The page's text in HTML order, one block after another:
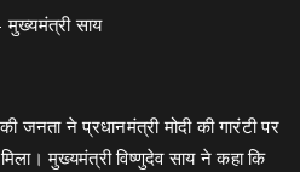
मुख्यमंत्री साय
जनता ने प्रधानमंत्री मोदी की गारंटी पर
मुख्यमंत्री विष्णुदेव साय ने कहा कि